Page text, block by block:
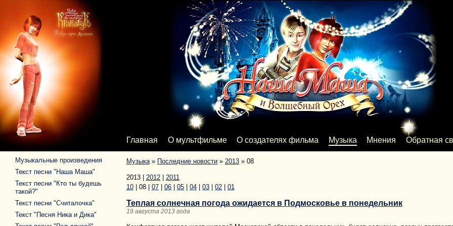
Главная О мультфильме О создателях фильма Музыка Мнения Обратная
Музыка» Последние новости » 2013 » 08
2013 2012
2011
10
08 07 06 05 04 03 02 01
Теплая солнечная погода ожидается в Подмосковье в понедельник
19 августа 2013 года
Музыкальные произведения
Текст песни "Наша Маша"
Текст песни "Кто ты будешь
такой?"
Текст песни "Считалочка"
Текст "Песня Ника и Дика"